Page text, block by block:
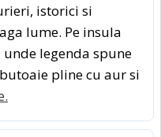
istorici si
lume. Pe insula
unde legenda spune
pline cu aur si